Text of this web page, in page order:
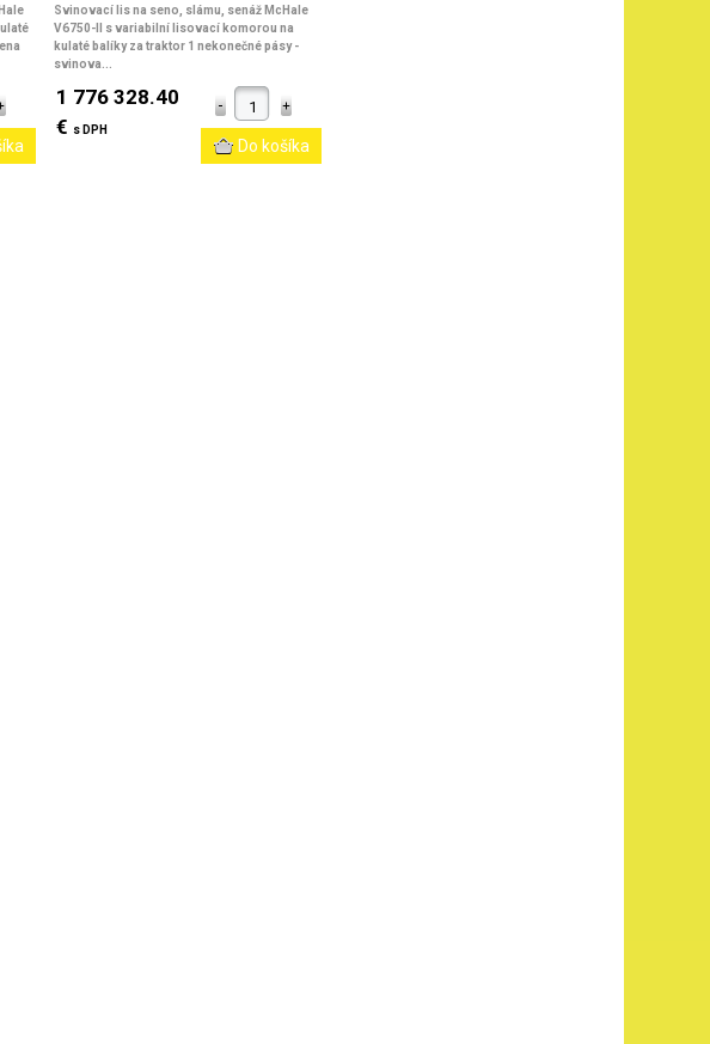
Svinovací lis na seno, slámu, senáž McHale
V6750-II s variabilní lisovací komorou na
kulaté balíky za traktor 1 nekonečné pásy-
svinova...
1 776 328.40
€ s DPH